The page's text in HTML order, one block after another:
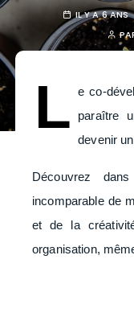
IL Y A 6 ANS
L
e co-
paraître
devenir
Découvrez
incomparable de
et de la
organisation,